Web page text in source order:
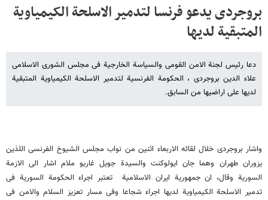
بروجردی یدعو فرنسا لتدمیر الاسلحة الکیمیاویة
المتبقیة لدیها
دعا رئیس لجنة الامن القومی والسیاسة الخارجیة فی مجلس الشوری الاسلامی
علاء الدین بروجردی ، الحکومة الفرنسیة لتدمیر الاسلحة الکیمیاویة المتبقیة
لدیها علی اراضیها من السابق.
واشار بروجردی خلال لقائه الاربعاء اثنین من نواب مجلس الشیوخ الفرنسی اللذین
یزوران طهران وهما جان ایولوکنت والسیدة جویل غاریو ملام اشار الی الازمة
السوریة وقال، ان جمهوریة ایران الاسلامیة تعتبر اجراء الحکومة السوریة فی
تدمیر الاسلحة الکیمیاویة لدیها اجراء شجاعا وفی مسار تعزیز السلام والامن فی